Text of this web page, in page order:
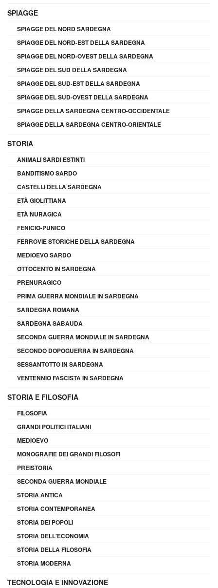
SPIAGGE
SPIAGGE DEL NORD SARDEGNA
SPIAGGE DEL NORD-EST DELLA SARDEGNA
SPIAGGE DEL NORD-OVEST DELLA SARDEGNA
SPIAGGE DEL SUD DELLA SARDEGNA
SPIAGGE DEL SUD-EST DELLA SARDEGNA
SPIAGGE DEL SUD-OVEST DELLA SARDEGNA
SPIAGGE DELLA SARDEGNA CENTRO-OCCIDENTALE
SPIAGGE DELLA SARDEGNA CENTRO-ORIENTALE
STORIA
ANIMALI SARDI ESTINTI
BANDITISMO SARDO
CASTELLI DELLA SARDEGNA
ETÀ GIOLITTIANA
ETÀ NURAGICA
FENICIO-PUNICO
FERROVIE STORICHE DELLA SARDEGNA
MEDIOEVO SARDO
OTTOCENTO IN SARDEGNA
PRENURAGICO
PRIMA GUERRA MONDIALE IN SARDEGNA
SARDEGNA ROMANA
SARDEGNA SABAUDA
SECONDA GUERRA MONDIALE IN SARDEGNA
SECONDO DOPOGUERRA IN SARDEGNA
SESSANTOTTO IN SARDEGNA
VENTENNIO FASCISTA IN SARDEGNA
STORIA E FILOSOFIA
FILOSOFIA
GRANDI POLITICI ITALIANI
MEDIOEVO
MONOGRAFIE DEI GRANDI FILOSOFI
PREISTORIA
SECONDA GUERRA MONDIALE
STORIA ANTICA
STORIA CONTEMPORANEA
STORIA DEI POPOLI
STORIA DELL'ECONOMIA
STORIA DELLA FILOSOFIA
STORIA MODERNA
TECNOLOGIA E INNOVAZIONE